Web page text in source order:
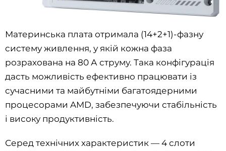
Материнська плата отримала (14+2+1)-фазну
систему живлення, у якій кожна фаза
розрахована на 80 А струму. Така конфігурація
дасть можливість ефективно працювати із
сучасними та майбутніми багатоядерними
процесорами AMD, забезпечуючи стабільність
і високу продуктивність.
Серед технічних характеристик — 4 слоти